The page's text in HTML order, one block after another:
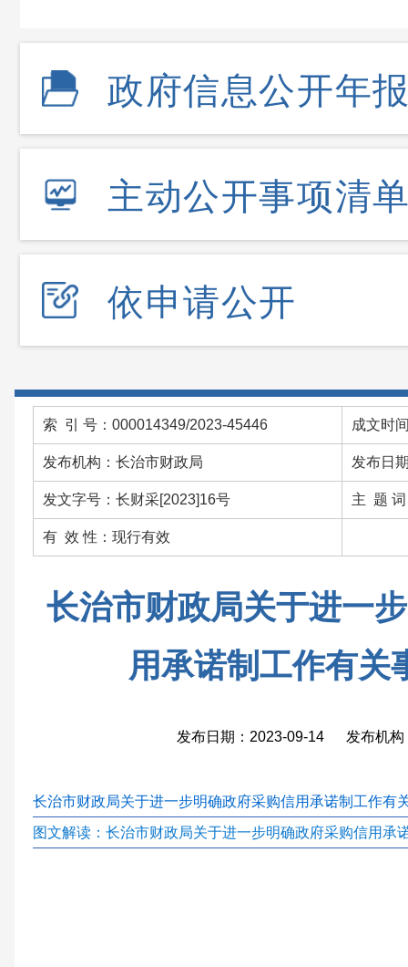
政府信息公开年
主动公开事项清
依申请公开
索 引 号：000014349/2023-45446 成文时
发布机构：长治市财政局 发布日
发文字号：长财采[2023]16号 主 题 词
有 效 性：现行有效
长治市财政局关于进一
用承诺制工作有关
发布日期：2023-09-14 发布机构
长治市财政局关于进一步明确政府采购信用承诺制工作有
图文解读：长治市财政局关于进一步明确政府采购信用承